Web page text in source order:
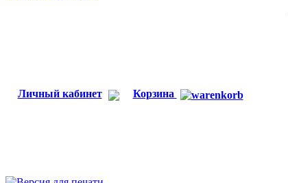
Личный кабинет Корзина